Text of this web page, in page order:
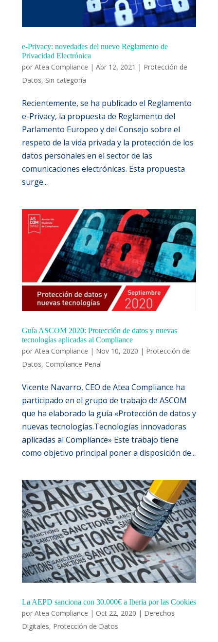
e-Privacy: novedades del nuevo Reglamento de
Privacidad Electrónica
por Atea Compliance | Abr 12, 2021 | Protección de
Datos, Sin categoría
Recientemente, se ha publicado el Reglamento
e-Privacy, la propuesta de Reglamento del
Parlamento Europeo y del Consejo sobre el
respeto de la vida privada y la protección de los
datos personales en el sector de las
comunicaciones electrónicas. Esta propuesta
surge...
Guía ASCOM 2020: Protección de datos y nuevas
tecnologías aplicadas al Compliance
por Atea Compliance | Nov 10, 2020 | Protección de
Datos, Compliance Penal
Vicente Navarro, CEO de Atea Compliance ha
participado en el grupo de trabajo de ASCOM
que ha elaborado la guía «Protección de datos y
nuevas tecnologías.Tecnologías innovadoras
aplicadas al Compliance» Este trabajo tiene
como objetivo principal poner a disposición de...
La AEPD sanciona con 30.000€ a Iberia por las Cookies
por Atea Compliance | Oct 22, 2020 | Derechos
Digitales, Protección de Datos